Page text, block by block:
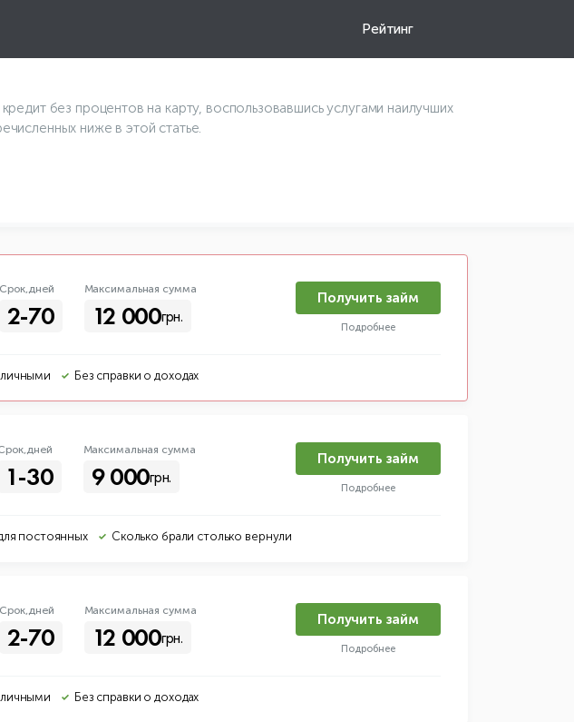
Рейтинг
без процентов на карту, воспользовавшись услугами наилучших
ниже в этой статье.
Срок,дней
2-70
Максимальная сумма
12 000грн.
Без справки о доходах
Получить займ
Подробнее
1-30
Максимальная сумма
9 000грн.
постоянных Сколько брали столько вернули
Получить займ
Подробнее
Срок,дней
2-70
Максимальная сумма
12 000грн.
Без справки о доходах
Получить займ
Подробнее